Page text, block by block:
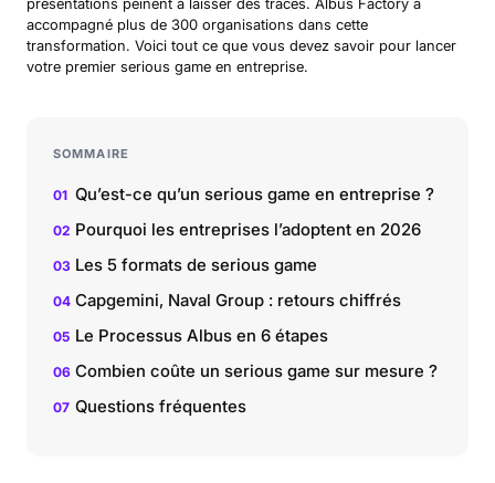
accompagné plus de 300 organisations dans cette
transformation. Voici tout ce que vous devez savoir pour lancer
votre premier serious game en entreprise.
SOMMAIRE
Qu’est-ce qu’un serious game en entreprise ?
Pourquoi les entreprises l’adoptent en 2026
Les 5 formats de serious game
Capgemini, Naval Group : retours chiffrés
Le Processus Albus en 6 étapes
Combien coûte un serious game sur mesure ?
Questions fréquentes